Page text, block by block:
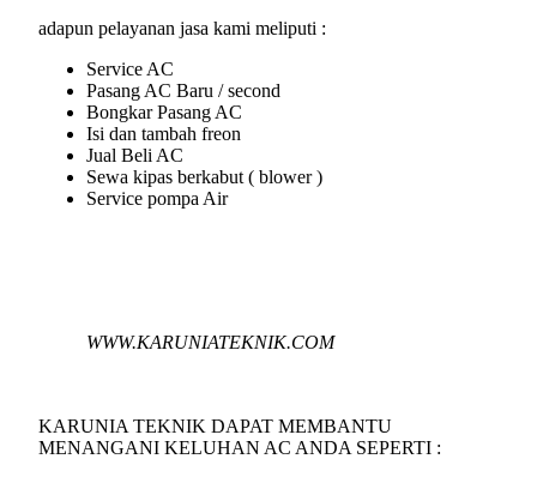
adapun pelayanan jasa kami meliputi :
Service AC
Pasang AC Baru / second
Bongkar Pasang AC
Isi dan tambah freon
Jual Beli AC
Sewa kipas berkabut ( blower )
Service pompa Air
WWW.KARUNIATEKNIK.COM
KARUNIA TEKNIK DAPAT MEMBANTU
MENANGANI KELUHAN AC ANDA SEPERTI :